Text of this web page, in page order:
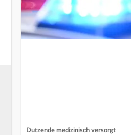
Dutzende medizinisch versorgt